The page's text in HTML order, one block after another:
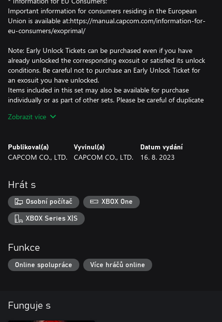
Important information for consumers residing in the European
Union is available at:https://manual.capcom.com/information-for-
eu-consumers/exoprimal/
Note: Early Unlock Tickets can be purchased even if you have
already unlocked the corresponding exosuit or satisfied its unlock
conditions. Be careful not to purchase an Early Unlock Ticket for
an exosuit you have unlocked.
Items included in this set may also be available for purchase
individually or as part of other sets. Please be careful of duplicate
Obtained additional contents can be used by going from the title
purchases it. Even if you are the organiser of a family group,
family member accounts will not receive it.
Zobrazit více
Publikoval(a)
CAPCOM CO., LTD.
Vyvinul(a)
CAPCOM CO., LTD.
Datum vydání
16. 8. 2023
Hrát s
Osobní počítač XBOX One
XBOX Series X|S
Funkce
Online spolupráce Více hráčů online
Funguje s